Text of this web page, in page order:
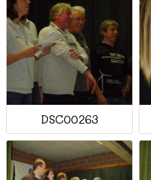
DSC00263